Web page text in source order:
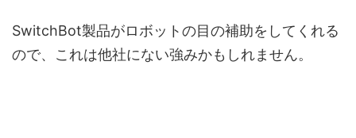
SwitchBot製品がロボットの目の補助をしてくれる
ので、これは他社にない強みかもしれません。